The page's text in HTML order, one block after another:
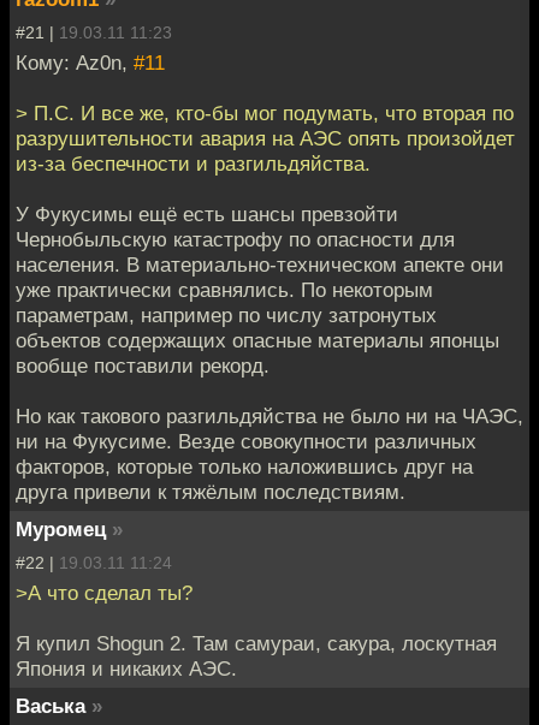
#21 | 19.03.11 11:23
Кому: Az0n, #11
> П.С. И все же, кто-бы мог подумать, что вторая по
разрушительности авария на АЭС опять произойдет
из-за беспечности и разгильдяйства.
У Фукусимы ещё есть шансы превзойти
Чернобыльскую катастрофу по опасности для
населения. В материально-техническом апекте они
уже практически сравнялись. По некоторым
параметрам, например по числу затронутых
объектов содержащих опасные материалы японцы
вообще поставили рекорд.
Но как такового разгильдяйства не было ни на ЧАЭС,
ни на Фукусиме. Везде совокупности различных
факторов, которые только наложившись друг на
друга привели к тяжёлым последствиям.
Муромец »
#22 | 19.03.11 11:24
>А что сделал ты?
Я купил Shogun 2. Там самураи, сакура, лоскутная
Япония и никаких АЭС.
Васька »